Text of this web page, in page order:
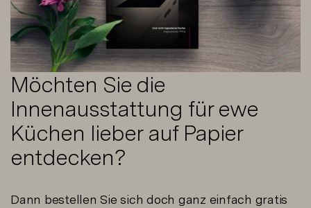
Möchten Sie die
Innenausstattung für ewe
Küchen lieber auf Papier
entdecken?
Dann bestellen Sie sich doch ganz einfach gratis